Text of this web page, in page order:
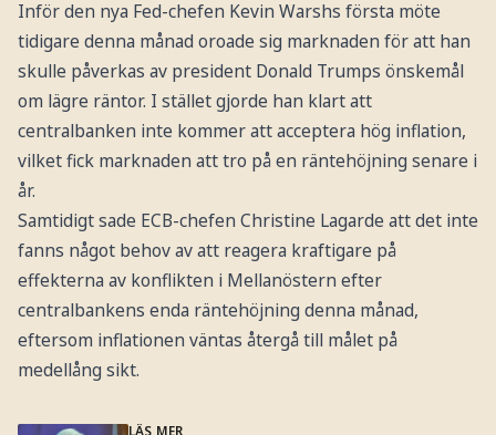
Inför den nya Fed-chefen Kevin Warshs första möte
tidigare denna månad oroade sig marknaden för att han
skulle påverkas av president Donald Trumps önskemål
om lägre räntor. I stället gjorde han klart att
centralbanken inte kommer att acceptera hög inflation,
vilket fick marknaden att tro på en räntehöjning senare i
år.
Samtidigt sade ECB-chefen Christine Lagarde att det inte
fanns något behov av att reagera kraftigare på
effekterna av konflikten i Mellanöstern efter
centralbankens enda räntehöjning denna månad,
eftersom inflationen väntas återgå till målet på
medellång sikt.
LÄS MER